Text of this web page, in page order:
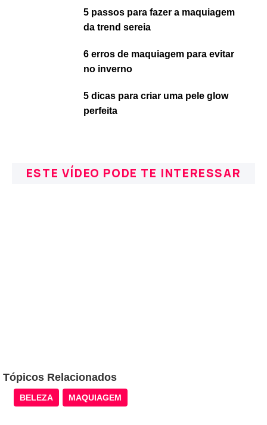
5 passos para fazer a maquiagem
da trend sereia
6 erros de maquiagem para evitar
no inverno
5 dicas para criar uma pele glow
perfeita
ESTE VÍDEO PODE TE INTERESSAR
Tópicos Relacionados
BELEZA MAQUIAGEM